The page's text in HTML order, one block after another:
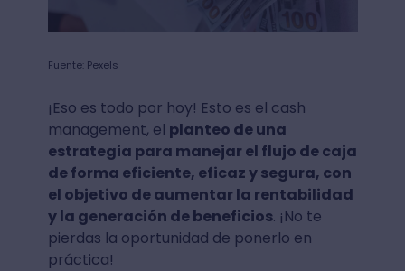
Fuente: Pexels
¡Eso es todo por hoy! Esto es el cash
management, el planteo de una
estrategia para manejar el flujo de caja
de forma eficiente, eficaz y segura, con
el objetivo de aumentar la rentabilidad
y la generación de beneficios. ¡No te
pierdas la oportunidad de ponerlo en
práctica!